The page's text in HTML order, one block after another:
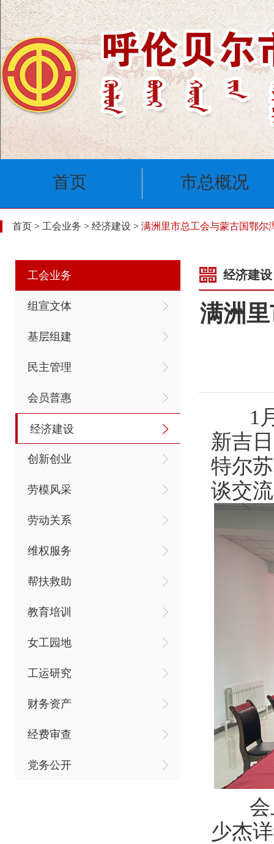
首页 市总概况
首页 > 工会业务 > 经济建设 > 满洲里市总工会与蒙古国鄂尔
工会业务
组宣文体
基层组建
民主管理
会员普惠
经济建设
创新创业
劳模风采
劳动关系
维权服务
帮扶救助
教育培训
女工园地
工运研究
财务资产
经费审查
党务公开
经济建设
满洲
1月
新吉
特尔
谈交
会上
少杰